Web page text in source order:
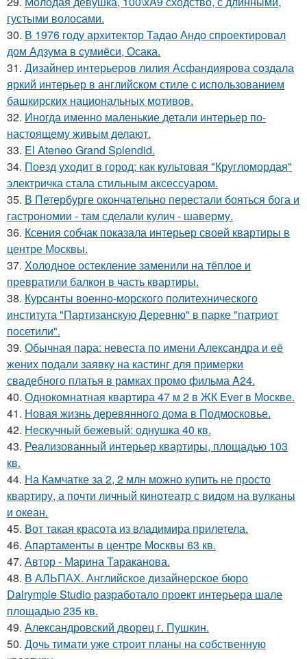
густыми волосами.
30. В 1976 году архитектор Тадао Андо спроектировал
дом Адзума в сумиёси, Осака.
31. Дизайнер интерьеров лилия Асфандиярова создала
яркий интерьер в английском стиле с использованием
башкирских национальных мотивов.
32. Иногда именно маленькие детали интерьер по-
настоящему живым делают.
33. El Ateneo Grand Splendid.
34. Поезд уходит в город: как культовая "Кругломордая"
электричка стала стильным аксессуаром.
35. В Петербурге окончательно перестали бояться бога и
гастрономии - там сделали кулич - шаверму.
36. Ксения собчак показала интерьер своей квартиры в
центре Москвы.
37. Холодное остекление заменили на тёплое и
превратили балкон в часть квартиры.
38. Курсанты военно-морского политехнического
института "Партизанскую Деревню" в парке "патриот
посетили".
39. Обычная пара: невеста по имени Александра и её
жених подали заявку на кастинг для примерки
свадебного платья в рамках промо фильма A24.
40. Однокомнатная квартира 47 м 2 в ЖК Ever в Москве.
41. Новая жизнь деревянного дома в Подмосковье.
42. Нескучный бежевый: однушка 40 кв.
43. Реализованный интерьер квартиры, площадью 103
кв.
44. На Камчатке за 2, 2 млн можно купить не просто
квартиру, а почти личный кинотеатр с видом на вулканы
и океан.
45. Вот такая красота из владимира прилетела.
46. Апартаменты в центре Москвы 63 кв.
47. Автор - Марина Тараканова.
48. В АЛЬПАХ. Английское дизайнерское бюро
Dalrymple Studio разработало проект интерьера шале
площадью 235 кв.
49. Александровский дворец г. Пушкин.
50. Дочь тимати уже строит планы на собственную